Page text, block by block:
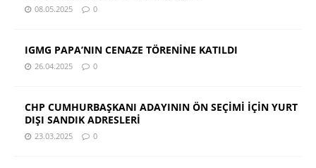
08.05.2025 0
IGMG PAPA’NIN CENAZE TÖRENİNE KATILDI
26.04.2025 0
CHP CUMHURBAŞKANI ADAYININ ÖN SEÇİMİ İÇİN YURT
DIŞI SANDIK ADRESLERİ
23.03.2025 0